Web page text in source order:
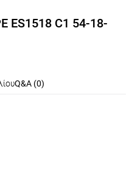
ES1518 C1 54-18-
Q&A (0)